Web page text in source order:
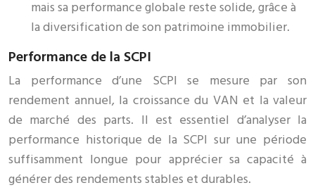
mais sa performance globale reste solide, grâce à
la diversification de son patrimoine immobilier.
Performance de la SCPI
La performance d’une SCPI se mesure par son
rendement annuel, la croissance du VAN et la valeur
de marché des parts. Il est essentiel d’analyser la
performance historique de la SCPI sur une période
suffisamment longue pour apprécier sa capacité à
générer des rendements stables et durables.